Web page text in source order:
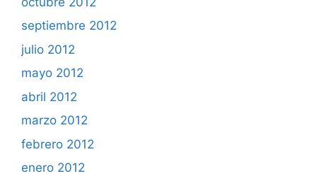
septiembre 2012
julio 2012
mayo 2012
abril 2012
marzo 2012
febrero 2012
enero 2012